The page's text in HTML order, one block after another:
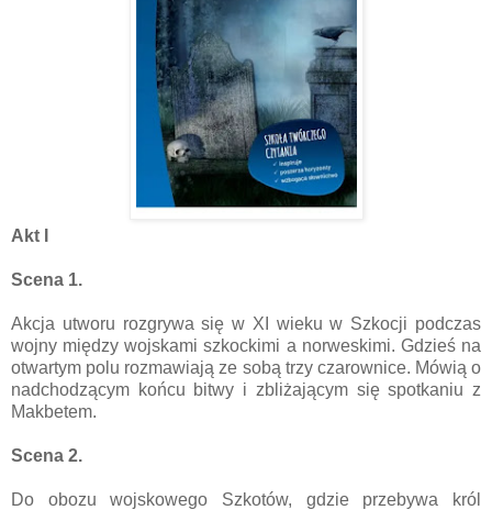
Akt I
Scena 1.
Akcja utworu rozgrywa się w XI wieku w Szkocji podczas
wojny między wojskami szkockimi a norweskimi. Gdzieś na
otwartym polu rozmawiają ze sobą trzy czarownice. Mówią o
nadchodzącym końcu bitwy i zbliżającym się spotkaniu z
Makbetem.
Scena 2.
Do obozu wojskowego Szkotów, gdzie przebywa król